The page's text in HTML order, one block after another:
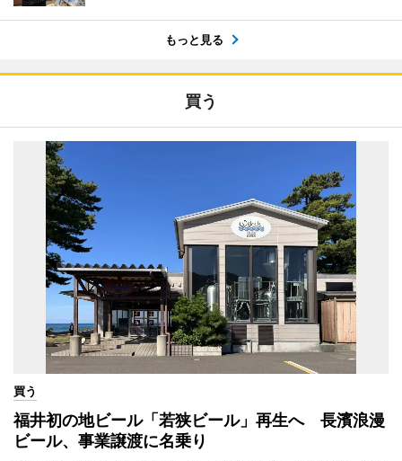
もっと見る
買う
買う
福井初の地ビール「若狭ビール」再生へ 長濱浪漫
ビール、事業譲渡に名乗り